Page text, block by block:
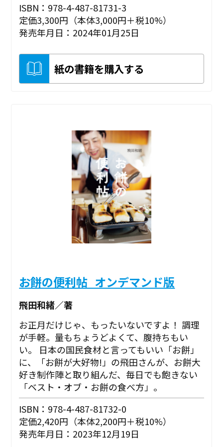
ISBN：978-4-487-81731-3
定価3,300円（本体3,000円＋税10%）
発売年月日：2024年01月25日
紙の書籍を購入する
お餅の便利帖_オンデマンド版
飛田和緒／著
お正月だけじゃ、もったいないですよ！ 調理
が手軽。量もちょうどよくて、腹持ちもい
い。 日本の国民食材と言ってもいい「お餅」
に、「お餅が大好物!」の飛田さんが、お餅大
好き制作陣と取り組んだ、毎日でも飽きない
「ベスト・オブ・お餅の食べ方」。
ISBN：978-4-487-81732-0
定価2,420円（本体2,200円＋税10%）
発売年月日：2023年12月19日